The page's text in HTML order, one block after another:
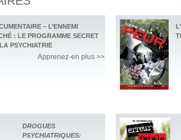
– L’ENNEMI
: LE PROGRAMME SECRET
PSYCHIATRIE
Apprenez-en plus >>
DROGUES
PSYCHIATRIQUES: